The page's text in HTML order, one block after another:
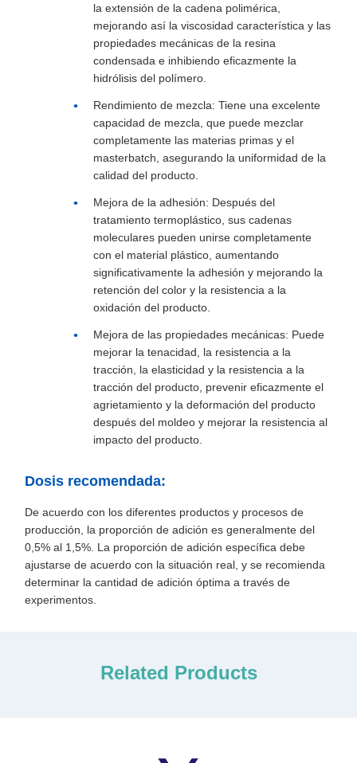
la extensión de la cadena polimérica,
mejorando así la viscosidad característica y las
propiedades mecánicas de la resina
condensada e inhibiendo eficazmente la
hidrólisis del polímero.
Rendimiento de mezcla: Tiene una excelente
capacidad de mezcla, que puede mezclar
completamente las materias primas y el
masterbatch, asegurando la uniformidad de la
calidad del producto.
Mejora de la adhesión: Después del
tratamiento termoplástico, sus cadenas
moleculares pueden unirse completamente
con el material plástico, aumentando
significativamente la adhesión y mejorando la
retención del color y la resistencia a la
oxidación del producto.
Mejora de las propiedades mecánicas: Puede
mejorar la tenacidad, la resistencia a la
tracción, la elasticidad y la resistencia a la
tracción del producto, prevenir eficazmente el
agrietamiento y la deformación del producto
después del moldeo y mejorar la resistencia al
impacto del producto.
Dosis recomendada:
De acuerdo con los diferentes productos y procesos de
producción, la proporción de adición es generalmente del
0,5% al 1,5%. La proporción de adición específica debe
ajustarse de acuerdo con la situación real, y se recomienda
determinar la cantidad de adición óptima a través de
experimentos.
Related Products